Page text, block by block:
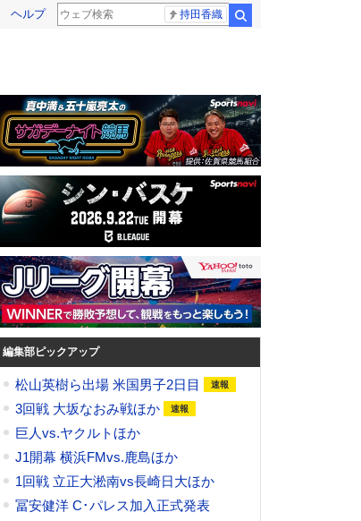
ヘルプ 持田香織
編集部ピックアップ
松山英樹ら出場 米国男子2日目
3回戦 大坂なおみ戦ほか
巨人vs.ヤクルトほか
J1開幕 横浜FMvs.鹿島ほか
1回戦 立正大淞南vs長崎日大ほか
冨安健洋 C･パレス加入正式発表